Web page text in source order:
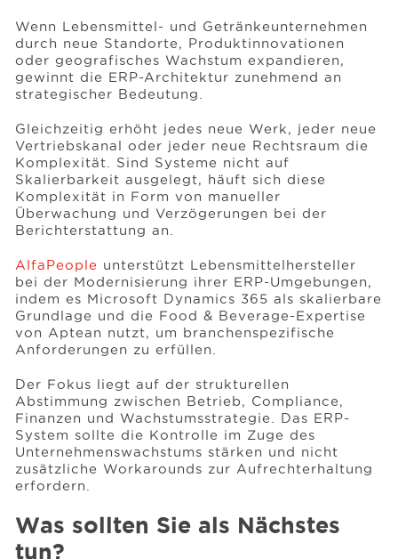
Wenn Lebensmittel- und Getränkeunternehmen
durch neue Standorte, Produktinnovationen
oder geografisches Wachstum expandieren,
gewinnt die ERP-Architektur zunehmend an
strategischer Bedeutung.
Gleichzeitig erhöht jedes neue Werk, jeder neue
Vertriebskanal oder jeder neue Rechtsraum die
Komplexität. Sind Systeme nicht auf
Skalierbarkeit ausgelegt, häuft sich diese
Komplexität in Form von manueller
Überwachung und Verzögerungen bei der
Berichterstattung an.
AlfaPeople unterstützt Lebensmittelhersteller
bei der Modernisierung ihrer ERP-Umgebungen,
indem es Microsoft Dynamics 365 als skalierbare
Grundlage und die Food & Beverage-Expertise
von Aptean nutzt, um branchenspezifische
Anforderungen zu erfüllen.
Der Fokus liegt auf der strukturellen
Abstimmung zwischen Betrieb, Compliance,
Finanzen und Wachstumsstrategie. Das ERP-
System sollte die Kontrolle im Zuge des
Unternehmenswachstums stärken und nicht
zusätzliche Workarounds zur Aufrechterhaltung
erfordern.
Was sollten Sie als Nächstes
tun?